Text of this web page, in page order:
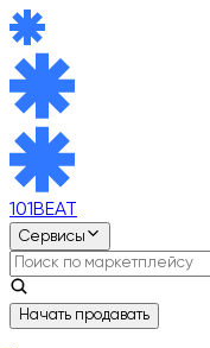
101BEAT
Сервисы
Начать продавать